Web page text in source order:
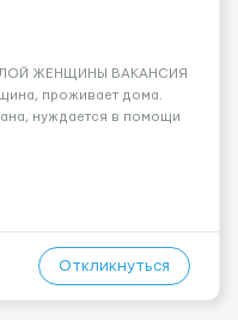
ЖЕНЩИНЫ ВАКАНСИЯ
проживает дома.
нуждается в помощи
в ежедневных
Откликнуться